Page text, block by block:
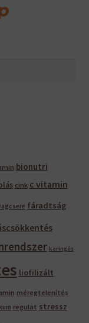
bionutri
cink c vitamin
fáradtság
keringés
liofilizált
méregtelenítés
regulat stressz